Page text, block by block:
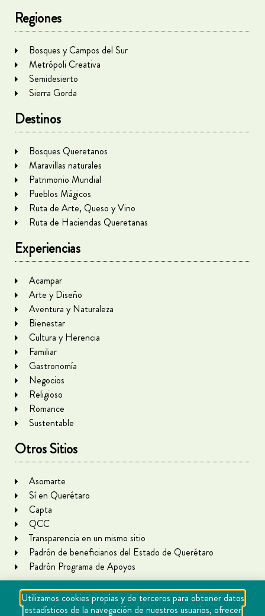
Regiones
Bosques y Campos del Sur
Metrópoli Creativa
Semidesierto
Sierra Gorda
Destinos
Bosques Queretanos
Maravillas naturales
Patrimonio Mundial
Pueblos Mágicos
Ruta de Arte, Queso y Vino
Ruta de Haciendas Queretanas
Experiencias
Acampar
Arte y Diseño
Aventura y Naturaleza
Bienestar
Cultura y Herencia
Familiar
Gastronomía
Negocios
Religioso
Romance
Sustentable
Otros Sitios
Asomarte
Sí en Querétaro
Capta
QCC
Transparencia en un mismo sitio
Padrón de beneficiarios del Estado de Querétaro
Padrón Programa de Apoyos
Utilizamos cookies propias y de terceros para obtener datos
estadísticos de la navegación de nuestros usuarios, ofrecer